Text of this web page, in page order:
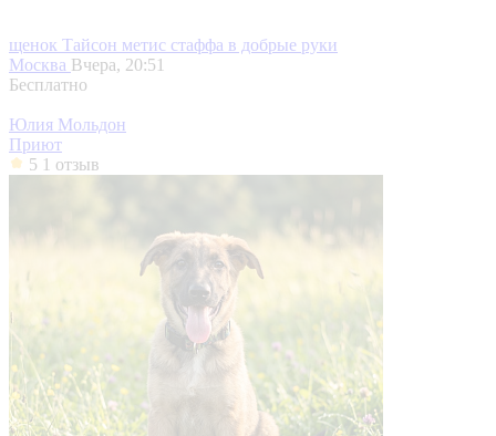
щенок Тайсон метис стаффа в добрые руки
Москва Вчера, 20:51
Бесплатно
Юлия Мольдон
Приют
5 1 отзыв